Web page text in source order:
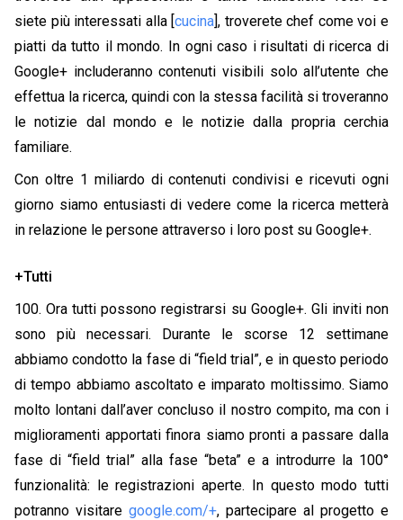
siete più interessati alla [cucina], troverete chef come voi e
piatti da tutto il mondo. In ogni caso i risultati di ricerca di
Google+ includeranno contenuti visibili solo all’utente che
effettua la ricerca, quindi con la stessa facilità si troveranno
le notizie dal mondo e le notizie dalla propria cerchia
familiare.
Con oltre 1 miliardo di contenuti condivisi e ricevuti ogni
giorno siamo entusiasti di vedere come la ricerca metterà
in relazione le persone attraverso i loro post su Google+.
+Tutti
100. Ora tutti possono registrarsi su Google+. Gli inviti non
sono più necessari. Durante le scorse 12 settimane
abbiamo condotto la fase di “field trial”, e in questo periodo
di tempo abbiamo ascoltato e imparato moltissimo. Siamo
molto lontani dall’aver concluso il nostro compito, ma con i
miglioramenti apportati finora siamo pronti a passare dalla
fase di “field trial” alla fase “beta” e a introdurre la 100°
funzionalità: le registrazioni aperte. In questo modo tutti
potranno visitare google.com/+, partecipare al progetto e